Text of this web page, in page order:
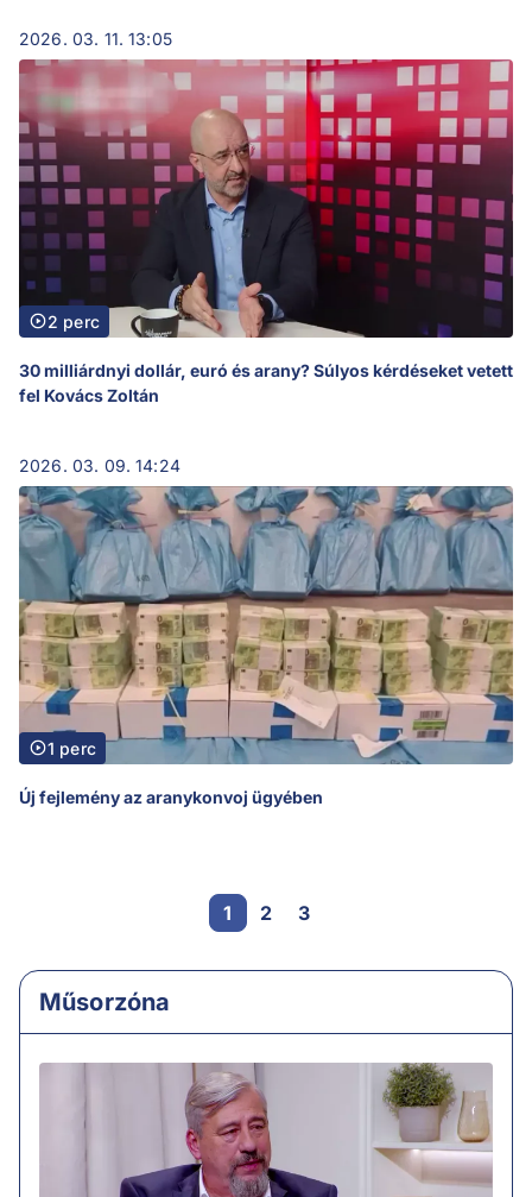
2026. 03. 11. 13:05
2 perc
30 milliárdnyi dollár, euró és arany? Súlyos kérdéseket vetett
fel Kovács Zoltán
2026. 03. 09. 14:24
1 perc
Új fejlemény az aranykonvoj ügyében
1 2 3
Műsorzóna